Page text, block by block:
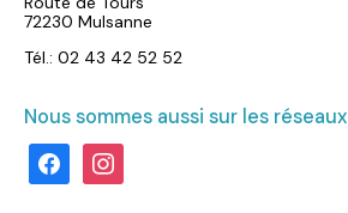
72230 Mulsanne
Tél.: 02 43 42 52 52
Nous sommes aussi sur les réseaux
facebookinstagram